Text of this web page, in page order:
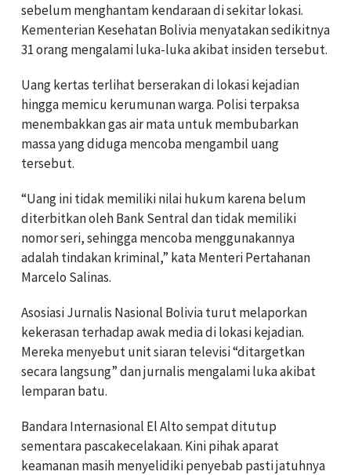
sebelum menghantam kendaraan di sekitar lokasi.
Kementerian Kesehatan Bolivia menyatakan sedikitnya
31 orang mengalami luka-luka akibat insiden tersebut.
Uang kertas terlihat berserakan di lokasi kejadian
hingga memicu kerumunan warga. Polisi terpaksa
menembakkan gas air mata untuk membubarkan
massa yang diduga mencoba mengambil uang
tersebut.
“Uang ini tidak memiliki nilai hukum karena belum
diterbitkan oleh Bank Sentral dan tidak memiliki
nomor seri, sehingga mencoba menggunakannya
adalah tindakan kriminal,” kata Menteri Pertahanan
Marcelo Salinas.
Asosiasi Jurnalis Nasional Bolivia turut melaporkan
kekerasan terhadap awak media di lokasi kejadian.
Mereka menyebut unit siaran televisi “ditargetkan
secara langsung” dan jurnalis mengalami luka akibat
lemparan batu.
Bandara Internasional El Alto sempat ditutup
sementara pascakecelakaan. Kini pihak aparat
keamanan masih menyelidiki penyebab pasti jatuhnya